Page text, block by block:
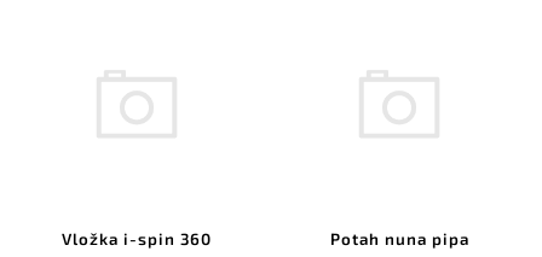
Vložka i-spin 360 Potah nuna pipa